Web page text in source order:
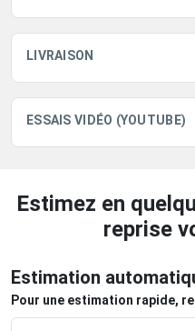
LIVRAISON
ESSAIS VIDÉO (YOUTUBE)
Estimez en
reprise
Estimation
Pour une estimation rapide,